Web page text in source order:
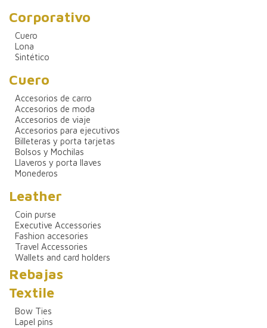
Corporativo
Cuero
Lona
Sintético
Cuero
Accesorios de carro
Accesorios de moda
Accesorios de viaje
Accesorios para ejecutivos
Billeteras y porta tarjetas
Bolsos y Mochilas
Llaveros y porta llaves
Monederos
Leather
Coin purse
Executive Accessories
Fashion accesories
Travel Accessories
Wallets and card holders
Rebajas
Textile
Bow Ties
Lapel pins